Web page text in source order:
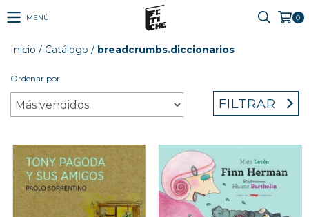
MENÚ 0
Inicio / Catálogo / breadcrumbs.diccionarios
Ordenar por
FILTRAR